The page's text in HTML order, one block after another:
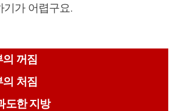
기가 어렵구요.
꺼짐
처짐
도한 지방